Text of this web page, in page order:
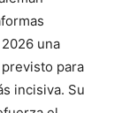
una
para
incisiva. Su